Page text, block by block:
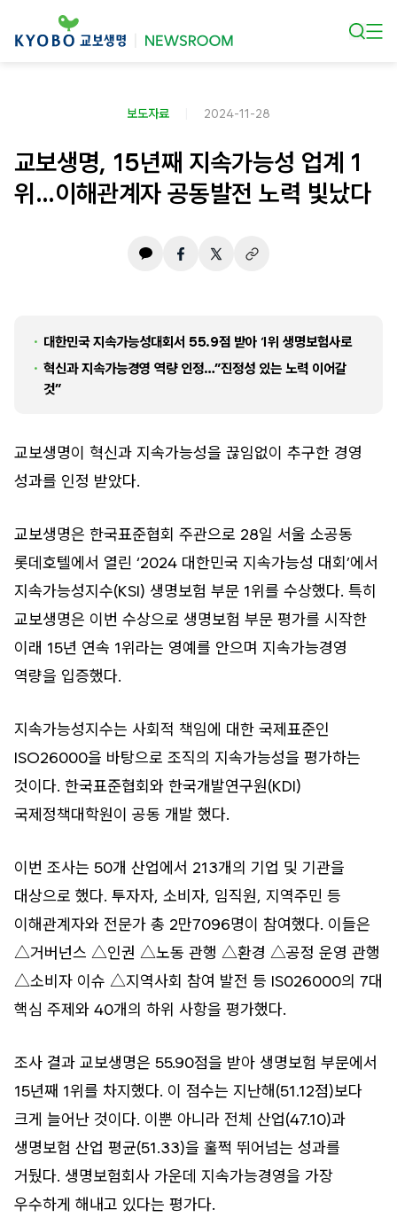
보도자료 2024-11-28
교보생명, 15년째 지속가능성 업계 1
위…이해관계자 공동발전 노력 빛났다
대한민국 지속가능성대회서 55.9점 받아 1위 생명보험사로
혁신과 지속가능경영 역량 인정…”진정성 있는 노력 이어갈
것”
교보생명이 혁신과 지속가능성을 끊임없이 추구한 경영
성과를 인정 받았다.
교보생명은 한국표준협회 주관으로 28일 서울 소공동
롯데호텔에서 열린 ‘2024 대한민국 지속가능성 대회’에서
지속가능성지수(KSI) 생명보험 부문 1위를 수상했다. 특히
교보생명은 이번 수상으로 생명보험 부문 평가를 시작한
이래 15년 연속 1위라는 영예를 안으며 지속가능경영
역량을 입증했다.
지속가능성지수는 사회적 책임에 대한 국제표준인
ISO26000을 바탕으로 조직의 지속가능성을 평가하는
것이다. 한국표준협회와 한국개발연구원(KDI)
국제정책대학원이 공동 개발 했다.
이번 조사는 50개 산업에서 213개의 기업 및 기관을
대상으로 했다. 투자자, 소비자, 임직원, 지역주민 등
이해관계자와 전문가 총 2만7096명이 참여했다. 이들은
△거버넌스 △인권 △노동 관행 △환경 △공정 운영 관행
△소비자 이슈 △지역사회 참여 발전 등 IS026000의 7대
핵심 주제와 40개의 하위 사항을 평가했다.
조사 결과 교보생명은 55.90점을 받아 생명보험 부문에서
15년째 1위를 차지했다. 이 점수는 지난해(51.12점)보다
크게 늘어난 것이다. 이뿐 아니라 전체 산업(47.10)과
생명보험 산업 평균(51.33)을 훌쩍 뛰어넘는 성과를
거뒀다. 생명보험회사 가운데 지속가능경영을 가장
우수하게 해내고 있다는 평가다.